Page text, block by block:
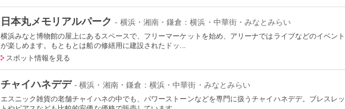
日本丸メモリアルパーク - 横浜・湘南・鎌倉：横浜・中華街・みなとみらい
横浜みなと博物館の屋上にあるスペースで、フリーマーケットを始め、アリーナではライブなどのイベント
が楽しめます。もともとは船の修繕用に建設されたドッ...
スポット情報を見る
チャイハネデデ - 横浜・湘南・鎌倉：横浜・中華街・みなとみらい
エスニック雑貨の老舗チャイハネの中でも、パワーストーンなどを専門に扱うチャイハネデデ。ブレスレッ